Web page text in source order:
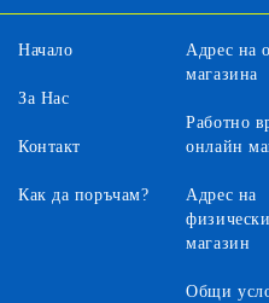
Начало
За Нас
Контакт
Как да поръчам?
Адрес на
магазина
Работно
онлайн
Адрес на
магазин
Общи